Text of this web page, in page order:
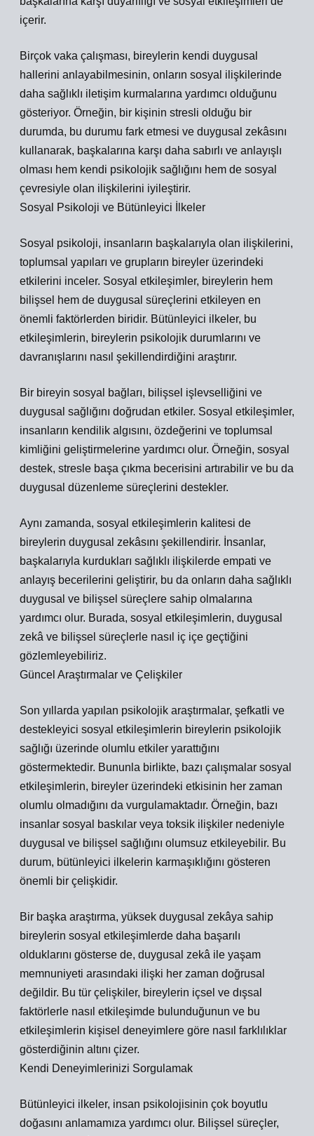
içerir.
Birçok vaka çalışması, bireylerin kendi duygusal
hallerini anlayabilmesinin, onların sosyal ilişkilerinde
daha sağlıklı iletişim kurmalarına yardımcı olduğunu
gösteriyor. Örneğin, bir kişinin stresli olduğu bir
durumda, bu durumu fark etmesi ve duygusal zekâsını
kullanarak, başkalarına karşı daha sabırlı ve anlayışlı
olması hem kendi psikolojik sağlığını hem de sosyal
çevresiyle olan ilişkilerini iyileştirir.
Sosyal Psikoloji ve Bütünleyici İlkeler
Sosyal psikoloji, insanların başkalarıyla olan ilişkilerini,
toplumsal yapıları ve grupların bireyler üzerindeki
etkilerini inceler. Sosyal etkileşimler, bireylerin hem
bilişsel hem de duygusal süreçlerini etkileyen en
önemli faktörlerden biridir. Bütünleyici ilkeler, bu
etkileşimlerin, bireylerin psikolojik durumlarını ve
davranışlarını nasıl şekillendirdiğini araştırır.
Bir bireyin sosyal bağları, bilişsel işlevselliğini ve
duygusal sağlığını doğrudan etkiler. Sosyal etkileşimler,
insanların kendilik algısını, özdeğerini ve toplumsal
kimliğini geliştirmelerine yardımcı olur. Örneğin, sosyal
destek, stresle başa çıkma becerisini artırabilir ve bu da
duygusal düzenleme süreçlerini destekler.
Aynı zamanda, sosyal etkileşimlerin kalitesi de
bireylerin duygusal zekâsını şekillendirir. İnsanlar,
başkalarıyla kurdukları sağlıklı ilişkilerde empati ve
anlayış becerilerini geliştirir, bu da onların daha sağlıklı
duygusal ve bilişsel süreçlere sahip olmalarına
yardımcı olur. Burada, sosyal etkileşimlerin, duygusal
zekâ ve bilişsel süreçlerle nasıl iç içe geçtiğini
gözlemleyebiliriz.
Güncel Araştırmalar ve Çelişkiler
Son yıllarda yapılan psikolojik araştırmalar, şefkatli ve
destekleyici sosyal etkileşimlerin bireylerin psikolojik
sağlığı üzerinde olumlu etkiler yarattığını
göstermektedir. Bununla birlikte, bazı çalışmalar sosyal
etkileşimlerin, bireyler üzerindeki etkisinin her zaman
olumlu olmadığını da vurgulamaktadır. Örneğin, bazı
insanlar sosyal baskılar veya toksik ilişkiler nedeniyle
duygusal ve bilişsel sağlığını olumsuz etkileyebilir. Bu
durum, bütünleyici ilkelerin karmaşıklığını gösteren
önemli bir çelişkidir.
Bir başka araştırma, yüksek duygusal zekâya sahip
bireylerin sosyal etkileşimlerde daha başarılı
olduklarını gösterse de, duygusal zekâ ile yaşam
memnuniyeti arasındaki ilişki her zaman doğrusal
değildir. Bu tür çelişkiler, bireylerin içsel ve dışsal
faktörlerle nasıl etkileşimde bulunduğunun ve bu
etkileşimlerin kişisel deneyimlere göre nasıl farklılıklar
gösterdiğinin altını çizer.
Kendi Deneyimlerinizi Sorgulamak
Bütünleyici ilkeler, insan psikolojisinin çok boyutlu
doğasını anlamamıza yardımcı olur. Bilişsel süreçler,